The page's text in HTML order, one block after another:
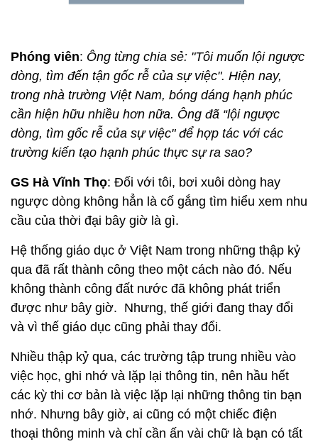
Phóng viên: Ông từng chia sẻ: "Tôi muốn lội ngược
dòng, tìm đến tận gốc rễ của sự việc". Hiện nay,
trong nhà trường Việt Nam, bóng dáng hạnh phúc
cần hiện hữu nhiều hơn nữa. Ông đã “lội ngược
dòng, tìm gốc rễ của sự việc" để hợp tác với các
trường kiến tạo hạnh phúc thực sự ra sao?
GS Hà Vĩnh Thọ: Đối với tôi, bơi xuôi dòng hay
ngược dòng không hẳn là cố gắng tìm hiểu xem nhu
cầu của thời đại bây giờ là gì.
Hệ thống giáo dục ở Việt Nam trong những thập kỷ
qua đã rất thành công theo một cách nào đó. Nếu
không thành công đất nước đã không phát triển
được như bây giờ. Nhưng, thế giới đang thay đổi
và vì thế giáo dục cũng phải thay đổi.
Nhiều thập kỷ qua, các trường tập trung nhiều vào
việc học, ghi nhớ và lặp lại thông tin, nên hầu hết
các kỳ thi cơ bản là việc lặp lại những thông tin bạn
nhớ. Nhưng bây giờ, ai cũng có một chiếc điện
thoại thông minh và chỉ cần ấn vài chữ là bạn có tất